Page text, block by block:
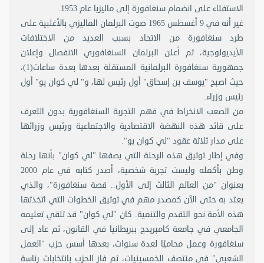
الاستفتاء على انضمام سنغافورة إلى ماليزيا عام 1953.
غير أنه في 9 أغسطس 1965 صوت البرلمان الماليزي بالأغلبية على
طرد سنغافورة من الاتحاد بسبب العديد من الاختلافات
الأيديولوجية، ثم أعلن البرلمان السنغافوري الانفصال وإعلان
جمهورية سنغافورة البرلمانية المستقلة بعدها بعدة ساعات(1)،
حيث اصبح "يوسف بن إسحاق" أول رئيس لها، و" لي كوان يو" أول
رئيس وزراء.
من الصعب الانخراط في فهم التجربة السنغافورية بدون التعرف
على قائد هذه النهضة الاقتصادية والاجتماعية ورئيس وزرائها
على مدار ثلاثة عقود "لي كوان يو".
وفي إطار توثيق هذه الرحلة التي يصفها "لي كوان" بأنها رحلة
وطن بأكمله وليست تجربة شخصية، أصدر كتابه في عام 2000
بعنوان "من العالم الثالث إلى الأول.. قصة سنغافورة"، والذي
يعتد به حتى الآن كمصدر مهم في توثيق الخطوات التي اتخذتها
هذه الأمة نحو التقدم والتنمية. كان "لي كوان" قد تلقي تعليمه
الجامعي في جامعة كامبريدج ببريطانيا في القانون، ثم عاد إلى
سنغافورة وعمل محاميًا لعدة سنوات، بعدها أسس حزب "العمل
الشعبي" في منتصف الخمسينيات، ثم فاز الحزب بانتخابات رئاسة